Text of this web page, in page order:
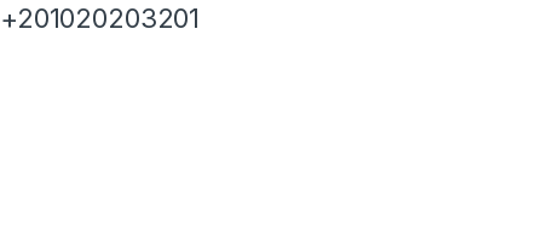
+201020203201